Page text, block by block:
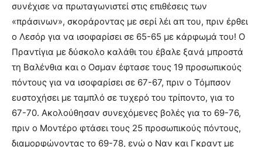
συνέχισε να πρωταγωνιστεί στις επιθέσεις των
«πράσινων», σκοράροντας με σερί λέι απ του, πριν έρθει
ο Λεσόρ για να ισοφαρίσει σε 65-65 με κάρφωμά του! Ο
Πραντίγια με δύσκολο καλάθι του έβαλε ξανά μπροστά
τη Βαλένθια και ο Οσμαν έφτασε τους 19 προσωπικούς
πόντους για να ισοφαρίσει σε 67-67, πριν ο Τόμπσον
ευστοχήσει με ταμπλό σε τυχερό του τρίποντο, για το
67-70. Ακολούθησαν συνεχόμενες βολές για το 69-76,
πριν ο Μοντέρο φτάσει τους 25 προσωπικούς πόντους,
διαμορφώνοντας το 69-78, ενώ ο Ναν και Γκραντ με